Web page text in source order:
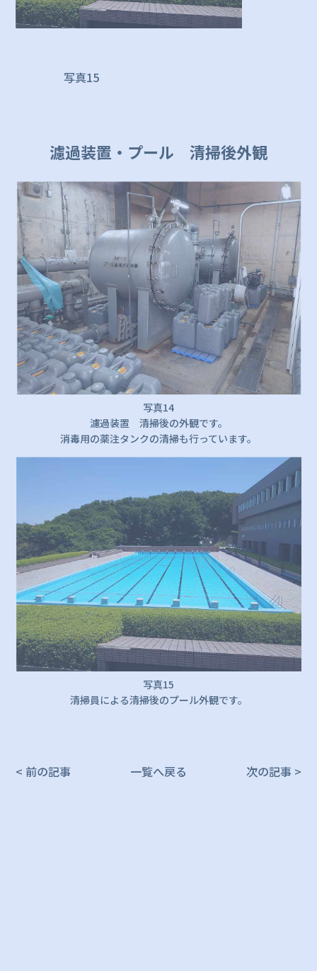
写真15
濾過装置・プール 清掃後外観
写真14
濾過装置 清掃後の外観です。
消毒用の薬注タンクの清掃も行っています。
写真15
清掃員による清掃後のプール外観です。
< 前の記事 一覧へ戻る 次の記事 >